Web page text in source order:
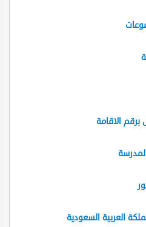
الاقامة
العربية السعودية